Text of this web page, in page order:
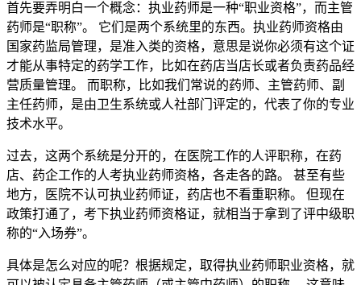
首先要弄明白一个概念：执业药师是一种“职业资格”，而主管
药师是“职称”。 它们是两个系统里的东西。执业药师资格由
国家药监局管理，是准入类的资格，意思是说你必须有这个证
才能从事特定的药学工作，比如在药店当店长或者负责药品经
营质量管理。 而职称，比如我们常说的药师、主管药师、副
主任药师，是由卫生系统或人社部门评定的，代表了你的专业
技术水平。
过去，这两个系统是分开的，在医院工作的人评职称，在药
店、药企工作的人考执业药师资格，各走各的路。 甚至有些
地方，医院不认可执业药师证，药店也不看重职称。 但现在
政策打通了，考下执业药师资格证，就相当于拿到了评中级职
称的“入场券”。
具体是怎么对应的呢？根据规定，取得执业药师职业资格，就